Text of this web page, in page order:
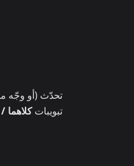
تحدّث (أو وجّه
تبويباتكلاهما